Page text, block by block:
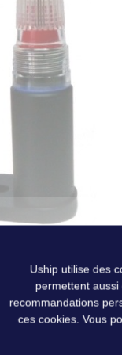
Uship utilise des
permettent
recommandations
ces cookies. Vous